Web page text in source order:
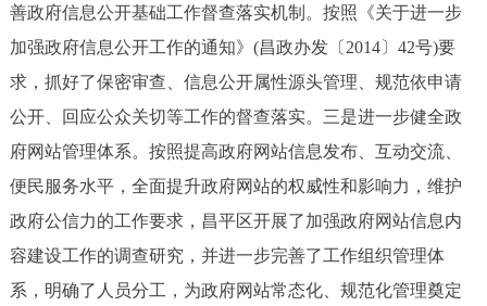
ESPAÑOL العربية PORTUGUÊS
ITALIANO
回到顶部
善政府信息公开基础工作督查落实机制。按照《关于进一步
加强政府信息公开工作的通知》(昌政办发〔2014〕42号)要
求，抓好了保密审查、信息公开属性源头管理、规范依申请
公开、回应公众关切等工作的督查落实。三是进一步健全政
府网站管理体系。按照提高政府网站信息发布、互动交流、
便民服务水平，全面提升政府网站的权威性和影响力，维护
政府公信力的工作要求，昌平区开展了加强政府网站信息内
容建设工作的调查研究，并进一步完善了工作组织管理体
系，明确了人员分工，为政府网站常态化、规范化管理奠定